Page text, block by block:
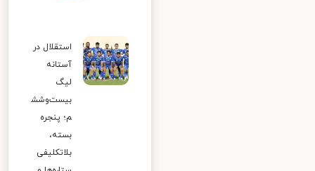
استقلال در
آستانه
لیگ
بیست‌وشش
م؛ پنجره
بسته،
بلاتکلیفی